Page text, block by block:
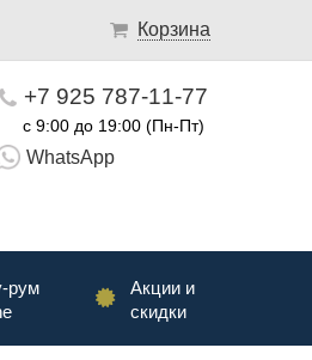
Корзина
+7 925 787-11-77
с 9:00 до 19:00 (Пн-Пт)
WhatsApp
Акции и
скидки
рум